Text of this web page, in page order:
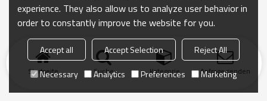
Startseite Suche Kategorie Anfrage senden
experience. They also allow us to analyze user behavior in
order to constantly improve the website for you.
Accept all Accept Selection
Reject All
Necessary
Analytics Preferences Marketing